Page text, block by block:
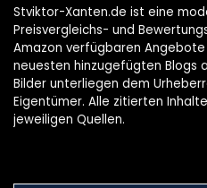
Stviktor-Xanten.de ist eine
Preisvergleichs- und
Amazon verfügbaren
neuesten hinzugefügten Blogs
Bilder unterliegen dem
Eigentümer. Alle zitierten
jeweiligen Quellen.